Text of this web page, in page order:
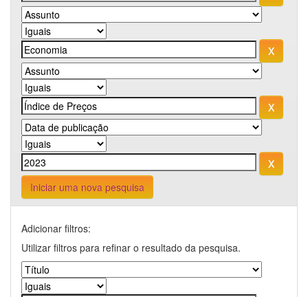
Iniciar uma nova pesquisa
Adicionar filtros:
Utilizar filtros para refinar o resultado da pesquisa.